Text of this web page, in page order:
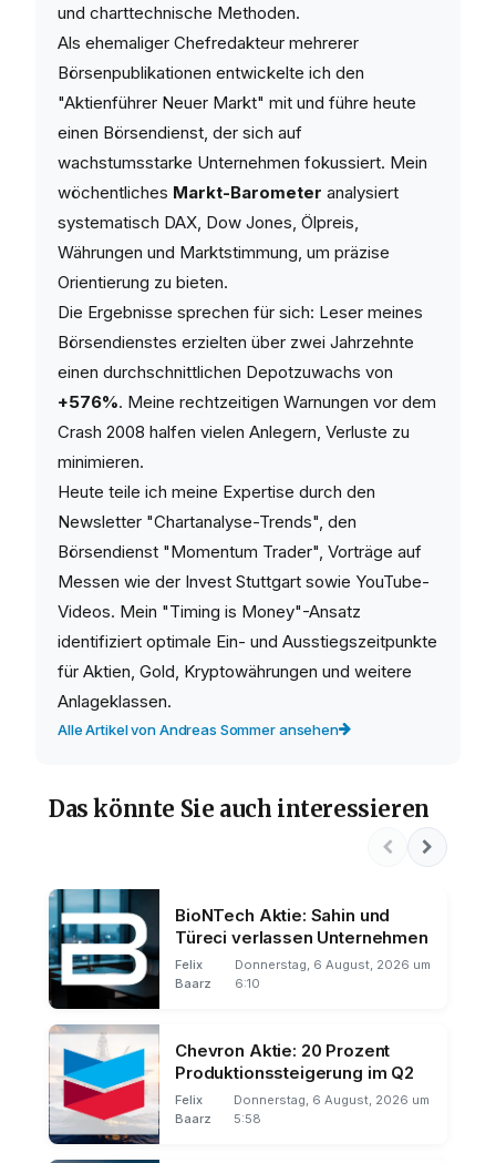
und charttechnische Methoden.
Als ehemaliger Chefredakteur mehrerer
Börsenpublikationen entwickelte ich den
"Aktienführer Neuer Markt" mit und führe heute
einen Börsendienst, der sich auf
wachstumsstarke Unternehmen fokussiert. Mein
wöchentliches Markt-Barometer analysiert
systematisch DAX, Dow Jones, Ölpreis,
Währungen und Marktstimmung, um präzise
Orientierung zu bieten.
Die Ergebnisse sprechen für sich: Leser meines
Börsendienstes erzielten über zwei Jahrzehnte
einen durchschnittlichen Depotzuwachs von
+576%. Meine rechtzeitigen Warnungen vor dem
Crash 2008 halfen vielen Anlegern, Verluste zu
minimieren.
Heute teile ich meine Expertise durch den
Newsletter "Chartanalyse-Trends", den
Börsendienst "Momentum Trader", Vorträge auf
Messen wie der Invest Stuttgart sowie YouTube-
Videos. Mein "Timing is Money"-Ansatz
identifiziert optimale Ein- und Ausstiegszeitpunkte
für Aktien, Gold, Kryptowährungen und weitere
Anlageklassen.
Alle Artikel von Andreas Sommer ansehen
Das könnte Sie auch interessieren
BioNTech Aktie: Sahin und
Türeci verlassen Unternehmen
Felix
Baarz
Donnerstag, 6 August, 2026 um
6:10
Chevron Aktie: 20 Prozent
Produktionssteigerung im Q2
Felix
Baarz
Donnerstag, 6 August, 2026 um
5:58